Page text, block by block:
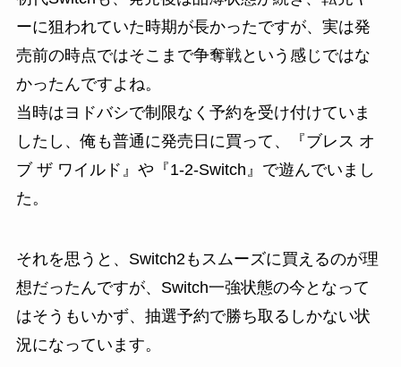
ーに狙われていた時期が長かったですが、実は発
売前の時点ではそこまで争奪戦という感じではな
かったんですよね。
当時はヨドバシで制限なく予約を受け付けていま
したし、俺も普通に発売日に買って、『ブレス オ
ブ ザ ワイルド』や『1-2-Switch』で遊んでいまし
た。
それを思うと、Switch2もスムーズに買えるのが理
想だったんですが、Switch一強状態の今となって
はそうもいかず、抽選予約で勝ち取るしかない状
況になっています。